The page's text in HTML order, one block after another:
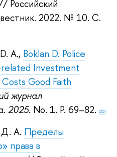
Российский
2022. № 10. С.
A., Boklan D. Police
Investment
Good Faith
журнал
2025. No. 1. P. 69–82. doi
Д. А. Пределы
права в